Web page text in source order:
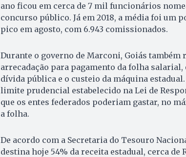
ano ficou em cerca de 7 mil funcionários
concurso público. Já em 2018, a média foi um
pico em agosto, com 6.943 comissionados.
Durante o governo de Marconi, Goiás também
arrecadação para pagamento da folha
dívida pública e o custeio da máquina
limite prudencial estabelecido na Lei de
que os entes federados poderiam gastar, no
a folha.
De acordo com a Secretaria do Tesouro
destina hoje 54% da receita estadual, cerca de